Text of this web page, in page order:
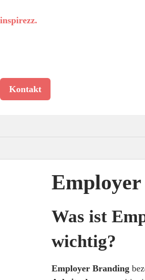
inspirezz.
Kontakt
Was ist
wichtig?
Employer Branding